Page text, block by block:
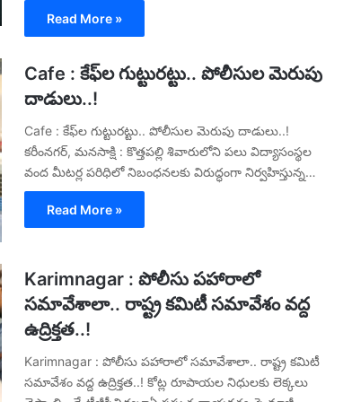
Read More »
Cafe : కేఫ్‌ల గుట్టురట్టు.. పోలీసుల మెరుపు
దాడులు..!
Cafe : కేఫ్‌ల గుట్టురట్టు.. పోలీసుల మెరుపు దాడులు..!
కరీంనగర్, మనసాక్షి : కొత్తపల్లి శివారులోని పలు విద్యాసంస్థల
వంద మీటర్ల పరిధిలో నిబంధనలకు విరుద్ధంగా నిర్వహిస్తున్న…
Read More »
Karimnagar : పోలీసు పహారాలో
సమావేశాలా.. రాష్ట్ర కమిటీ సమావేశం వద్ద
ఉద్రిక్తత..!
Karimnagar : పోలీసు పహారాలో సమావేశాలా.. రాష్ట్ర కమిటీ
సమావేశం వద్ద ఉద్రిక్తత..! కోట్ల రూపాయల నిధులకు లెక్కలు